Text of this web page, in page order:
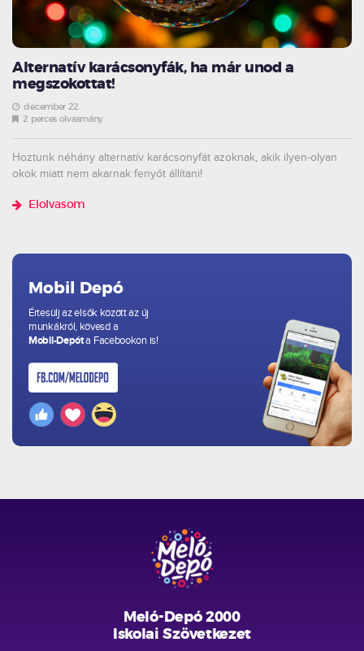
Alternatív karácsonyfák, ha már unod a
megszokottat!
december 22.
2 perces olvasmány
Hoztunk néhány alternatív karácsonyfát azoknak, akik ilyen-olyan
okok miatt nem akarnak fenyőt állítani!
Elolvasom
Mobil Depó
Értesülj az elsők között az új
munkákról, kövesd a
Mobil-Depóta Facebookon is!
Meló-Depó 2000
Iskolai Szövetkezet